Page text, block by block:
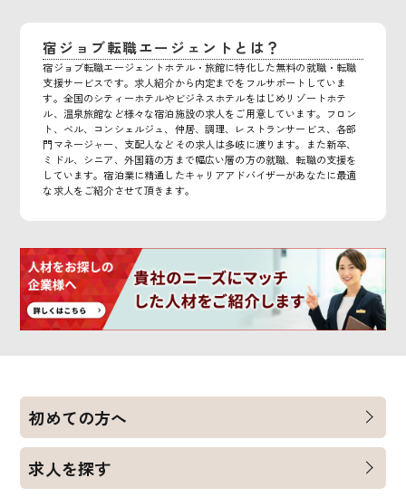
宿ジョブ転職エージェントとは？
宿ジョブ転職エージェントホテル・旅館に特化した無料の就職・転職
支援サービスです。求人紹介から内定までをフルサポートしていま
す。全国のシティーホテルやビジネスホテルをはじめリゾートホテ
ル、温泉旅館など様々な宿泊施設の求人をご用意しています。フロン
ト、ベル、コンシェルジュ、仲居、調理、レストランサービス、各部
門マネージャー、支配人などその求人は多岐に渡ります。また新卒、
ミドル、シニア、外国籍の方まで幅広い層の方の就職、転職の支援を
しています。宿泊業に精通したキャリアアドバイザーがあなたに最適
な求人をご紹介させて頂きます。
初めての方へ
求人を探す